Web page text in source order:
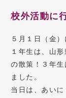
校外活動に
５月１日（金
１年生は、山
の散策！３年
ました。
当日は、あい